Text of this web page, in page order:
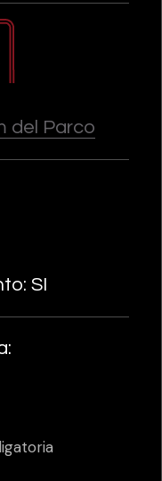
del Parco
SI